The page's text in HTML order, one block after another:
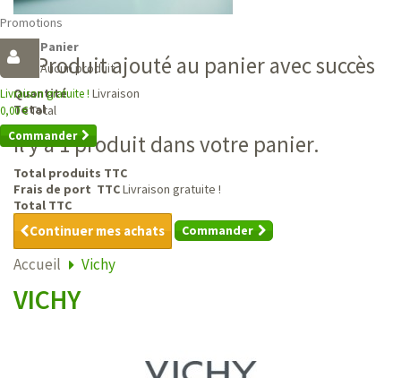
Promotions
Panier
Aucun produit
Livraison gratuite ! Livraison
0,00 €Total
Commander
Produit ajouté au panier avec succès
Quantité
Total
Il y a 1 produit dans votre panier.
Total produits TTC
Frais de port TTCLivraison gratuite !
Total TTC
Continuer mes achats Commander
Accueil Vichy
VICHY